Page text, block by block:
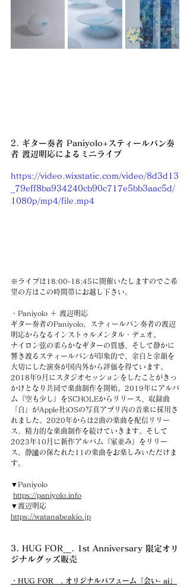
2. ギター奏者 Paniyolo+スティールパン奏
者 渡辺明応によるミニライブ
https://video.wixstatic.com/video/8d3d13
_79eff8ba934240cb90c717e5bb3aac5d/
1080p/mp4/file.mp4
※ライブは18:00-18:45に開催いたしますのでご希
望の方はこの時間帯にお越し下さい。
・Paniyolo ＋ 渡辺明応
ギター奏者のPaniyolo、スティールパン奏者の渡辺
明応からなるインストゥルメンタル・デュオ。
ナイロン弦の柔らかなギターの質感、そして静かに
響き渡るスティールパンが印象的で、余白と余韻を
大切にした演奏が国内外から評価を得ています。
2018年9月にスタジオセッションをしたことがきっ
かけとなり共同で楽曲制作を開始。2019年にアルバ
ム『空も少し』をSCHOLEからリリース、収録曲
「白」がApple社iOSの写真アプリ内の音楽に採用さ
れました。2020年からは2曲の楽曲を配信リリー
ス、精力的な楽曲制作を続けていきます。そして
2023年10月に新作アルバム『家並み』をリリー
ス。静謐の保たれた11の楽曲をお楽しみいただけま
す。
▼Paniyolo
https://paniyolo.info
▼渡辺明応
https://watanabeakio.jp
3. HUG FOR＿. 1st Anniversary 限定オリ
ジナルグッズ販売
・HUG FOR＿. オリジナルパフューム「会い- ai」